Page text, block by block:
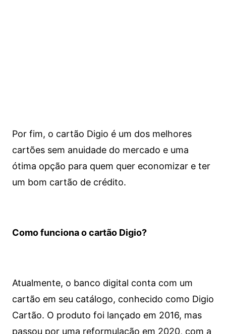
Por fim, o cartão Digio é um dos melhores
cartões sem anuidade do mercado e uma
ótima opção para quem quer economizar e ter
um bom cartão de crédito.
Como funciona o cartão Digio?
Atualmente, o banco digital conta com um
cartão em seu catálogo, conhecido como Digio
Cartão. O produto foi lançado em 2016, mas
passou por uma reformulação em 2020, com a